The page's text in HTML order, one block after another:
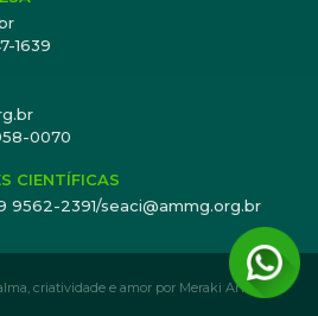
1639
0070
CIENTÍFICAS
9562-2391/seaci@ammg.org.br
criatividade e amor por Meraki Analytics.